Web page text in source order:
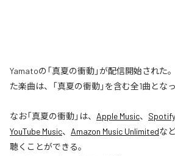
Yamatoの「真夏の衝動」が配信開始された
た楽曲は、「真夏の衝動」を含む全1曲とな
なお「真夏の衝動」は、 Apple Music、 Spotify
YouTube Music、 Amazon Music Unlimitedな
聴くことができる。